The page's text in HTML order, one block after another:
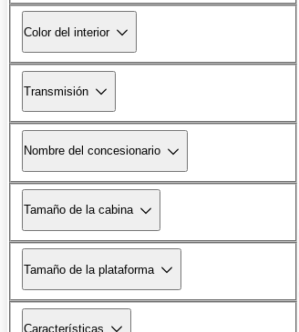
Color del interior
Transmisión
Nombre del concesionario
Tamaño de la cabina
Tamaño de la plataforma
Características